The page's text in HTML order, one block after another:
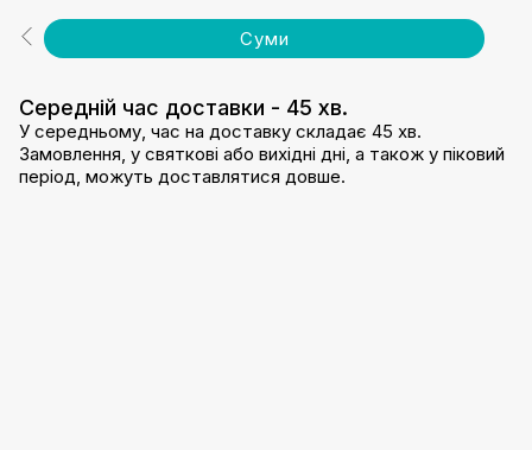
Суми
Середній час доставки - 45 хв.
У середньому, час на доставку складає 45 хв.
Замовлення, у святкові або вихідні дні, а також у піковий
період, можуть доставлятися довше.